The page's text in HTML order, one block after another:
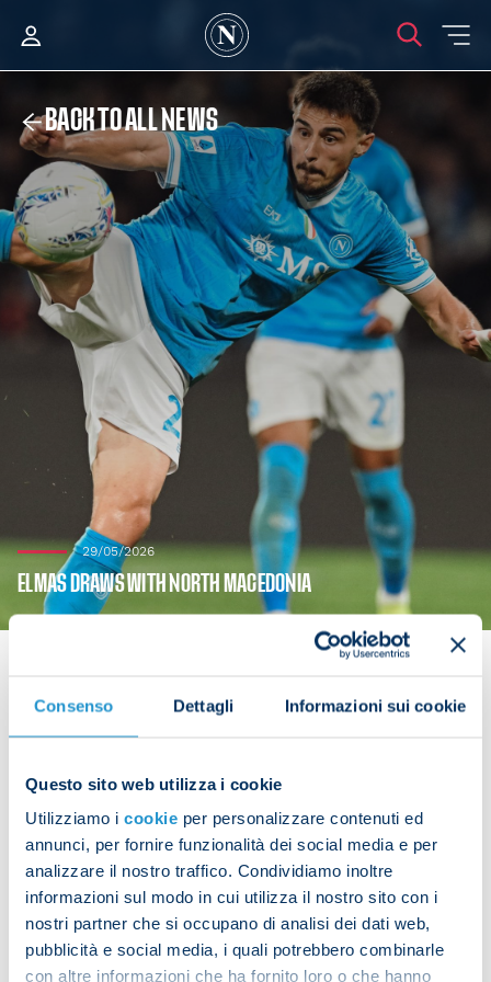
Consenso Dettagli Informazioni sui cookie
Questo sito web utilizza i cookie
Utilizziamo i cookie per personalizzare contenuti ed
annunci, per fornire funzionalità dei social media e per
analizzare il nostro traffico. Condividiamo inoltre
informazioni sul modo in cui utilizza il nostro sito con i
nostri partner che si occupano di analisi dei dati web,
pubblicità e social media, i quali potrebbero combinarle
con altre informazioni che ha fornito loro o che hanno
BACK TO ALL NEWS
29/05/2026
ELMAS DRAWS WITH NORTH MACEDONIA
Eljif Elmas played for his national team on Friday.
match between Bosnia and Herzegovina and North
Macedonia, which ended in a 0-0 draw.
Elmas was on the pitch for 69 minutes.
Share the article with your friends and support the